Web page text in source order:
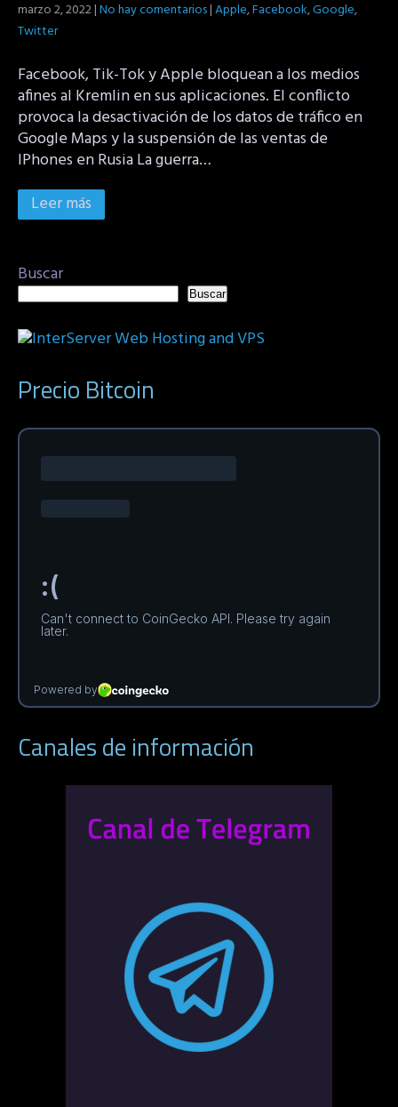
marzo 2, 2022|No hay comentarios|Apple,Facebook,Google,
Twitter
Facebook, Tik-Tok y Apple bloquean a los medios
afines al Kremlin en sus aplicaciones. El conflicto
provoca la desactivación de los datos de tráfico en
Google Maps y la suspensión de las ventas de
IPhones en Rusia La guerra…
Leer más
Buscar
Buscar
Precio Bitcoin
Canales de información